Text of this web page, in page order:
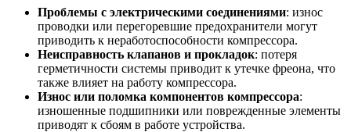
Проблемы с электрическими соединениями: износ
проводки или перегоревшие предохранители могут
приводить к неработоспособности компрессора.
Неисправность клапанов и прокладок: потеря
герметичности системы приводит к утечке фреона, что
также влияет на работу компрессора.
Износ или поломка компонентов компрессора:
изношенные подшипники или поврежденные элементы
приводят к сбоям в работе устройства.